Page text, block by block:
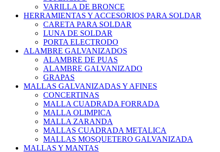
VARILLA DE BRONCE
HERRAMIENTAS Y ACCESORIOS PARA SOLDAR
CARETA PARA SOLDAR
LUNA DE SOLDAR
PORTA ELECTRODO
ALAMBRE GALVANIZADOS
ALAMBRE DE PUAS
ALAMBRE GALVANIZADO
GRAPAS
MALLAS GALVANIZADAS Y AFINES
CONCERTINAS
MALLA CUADRADA FORRADA
MALLA OLIMPICA
MALLA ZARANDA
MALLAS CUADRADA METALICA
MALLAS MOSQUETERO GALVANIZADA
MALLAS Y MANTAS